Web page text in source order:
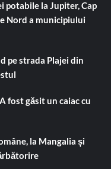
potabile la Jupiter, Cap
Nord a municipiului
pe strada Plajei din
fost găsit un caiac cu
la Mangalia și